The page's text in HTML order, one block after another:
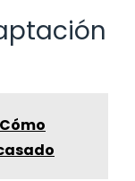
Cómo